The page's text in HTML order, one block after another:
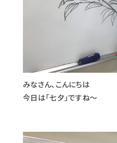
みなさん、こんにちは
今日は「七夕」ですね～